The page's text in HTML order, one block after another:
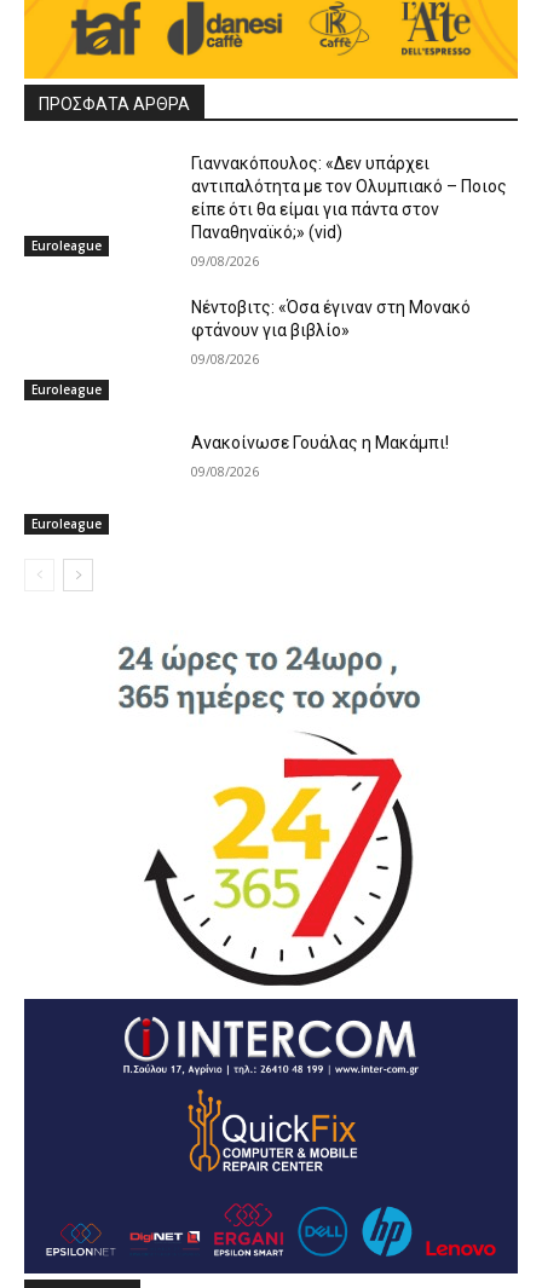
ΠΡΟΣΦΑΤΑ ΑΡΘΡΑ
Euroleague
Γιαννακόπουλος: «Δεν υπάρχει
αντιπαλότητα με τον Ολυμπιακό – Ποιος
είπε ότι θα είμαι για πάντα στον
Παναθηναϊκό;» (vid)
09/08/2026
Euroleague
Νέντοβιτς: «Όσα έγιναν στη Μονακό
φτάνουν για βιβλίο»
09/08/2026
Euroleague
Ανακοίνωσε Γουάλας η Μακάμπι!
09/08/2026